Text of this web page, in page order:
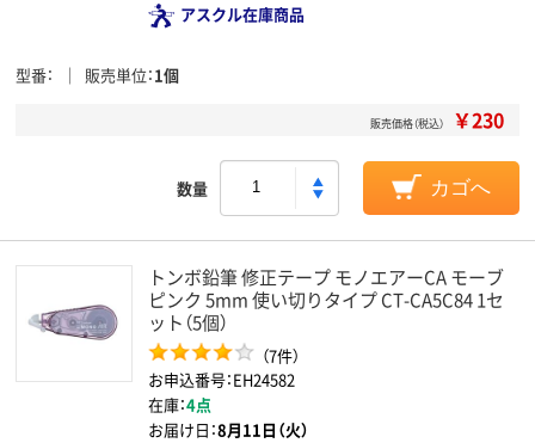
アスクル在庫商品
型番 販売単位 1個
販売価格（税込） ￥230
数量 カゴへ
トンボ鉛筆 修正テープ モノエアーCA モーブ
ピンク 5mm 使い切りタイプ CT-CA5C84 1セ
ット（5個）
（7件）
お申込番号：EH24582
在庫：4点
お届け日：8月11日（火）